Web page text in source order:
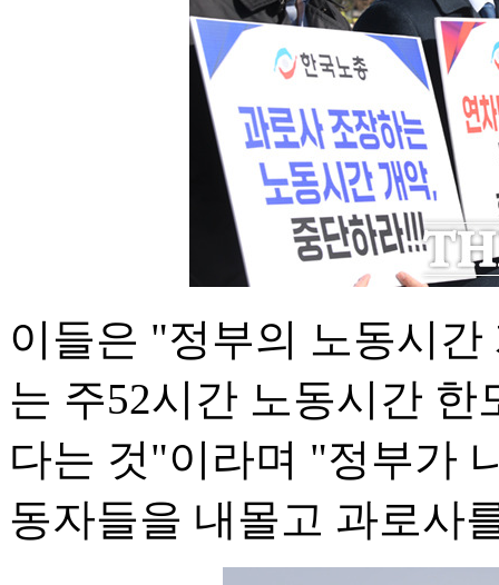
이들은 "정부의 노동시
는 주52시간 노동시간
다는 것"이라며 "정부가
동자들을 내몰고 과로사